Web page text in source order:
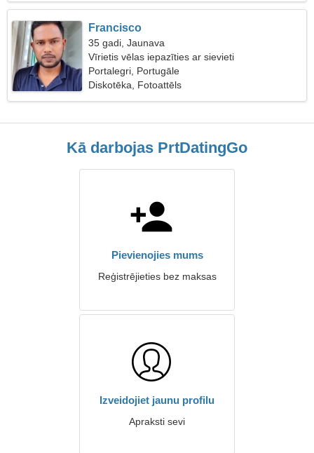
Francisco
35 gadi, Jaunava
Vīrietis vēlas iepazīties ar sievieti
Portalegri, Portugāle
Diskotēka, Fotoattēls
Kā darbojas PrtDatingGo
Pievienojies mums
Reģistrējieties bez maksas
Izveidojiet jaunu profilu
Apraksti sevi